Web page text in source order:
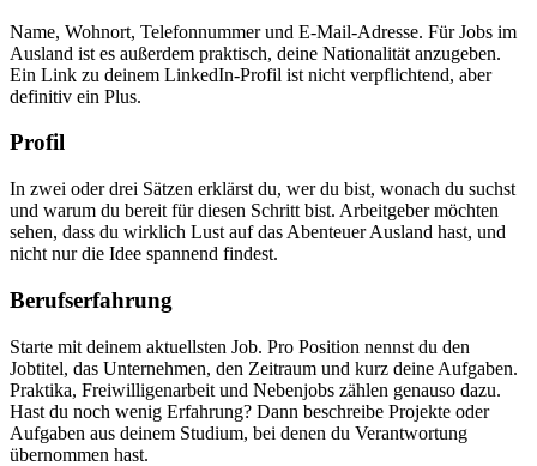
Name, Wohnort, Telefonnummer und E-Mail-Adresse. Für Jobs im
Ausland ist es außerdem praktisch, deine Nationalität anzugeben.
Ein Link zu deinem LinkedIn-Profil ist nicht verpflichtend, aber
definitiv ein Plus.
Profil
In zwei oder drei Sätzen erklärst du, wer du bist, wonach du suchst
und warum du bereit für diesen Schritt bist. Arbeitgeber möchten
sehen, dass du wirklich Lust auf das Abenteuer Ausland hast, und
nicht nur die Idee spannend findest.
Berufserfahrung
Starte mit deinem aktuellsten Job. Pro Position nennst du den
Jobtitel, das Unternehmen, den Zeitraum und kurz deine Aufgaben.
Praktika, Freiwilligenarbeit und Nebenjobs zählen genauso dazu.
Hast du noch wenig Erfahrung? Dann beschreibe Projekte oder
Aufgaben aus deinem Studium, bei denen du Verantwortung
übernommen hast.